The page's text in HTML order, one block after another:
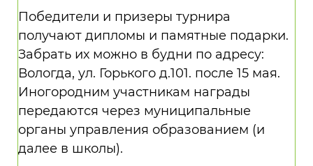
Победители и призеры турнира
получают дипломы и памятные подарки.
Забрать их можно в будни по адресу:
Вологда, ул. Горького д.101. после 15 мая.
Иногородним участникам награды
передаются через муниципальные
органы управления образованием (и
далее в школы).